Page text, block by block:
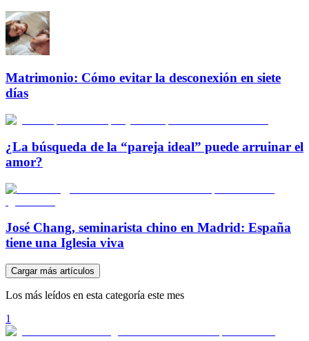
Matrimonio: Cómo evitar la desconexión en siete
días
¿La búsqueda de la “pareja ideal” puede arruinar el
amor?
José Chang, seminarista chino en Madrid: España
tiene una Iglesia viva
Cargar más artículos
Los más leídos en esta categoría este mes
1